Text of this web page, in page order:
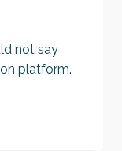
not say
platform.